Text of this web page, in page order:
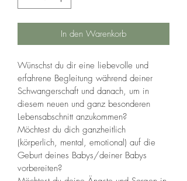
In den Warenkorb
Wünschst du dir eine liebevolle und
erfahrene Begleitung während deiner
Schwangerschaft und danach, um in
diesem neuen und ganz besonderen
Lebensabschnitt anzukommen?
Möchtest du dich ganzheitlich
(körperlich, mental, emotional) auf die
Geburt deines Babys/deiner Babys
vorbereiten?